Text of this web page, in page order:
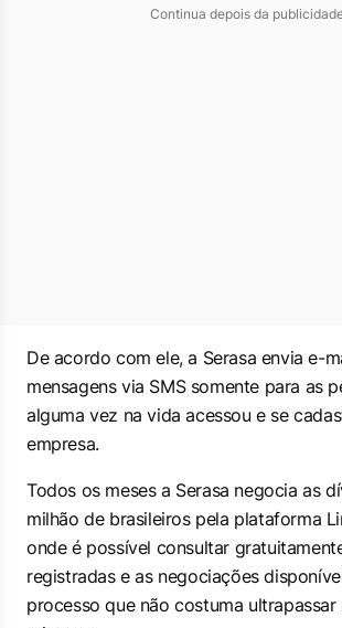
Continua depois da
De acordo com ele, a Serasa envia e-
mensagens via SMS somente para as
alguma vez na vida acessou e se
empresa.
Todos os meses a Serasa negocia as
milhão de brasileiros pela plataforma
onde é possível consultar
registradas e as negociações
processo que não costuma ultrapassar